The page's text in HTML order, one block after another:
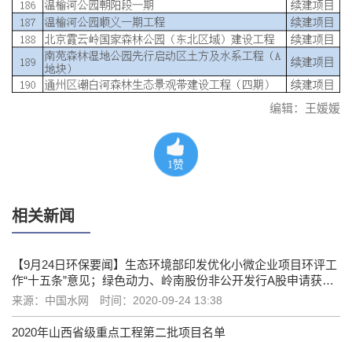
编辑：王媛媛
1赞
相关新闻
【9月24日环保要闻】生态环境部印发优化小微企业项目环评工
作“十五条”意见；绿色动力、岭南股份非公开发行A股申请获证
监会发审委审核通过
来源：中国水网 时间：2020-09-24 13:38
2020年山西省级重点工程第二批项目名单